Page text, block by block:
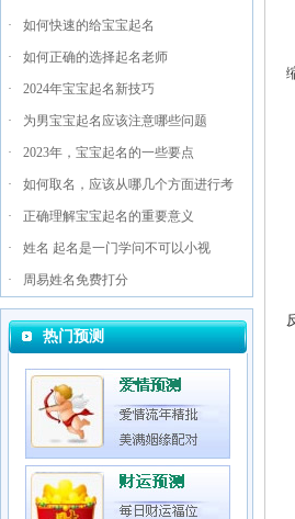
· 如何快速的给宝宝起名
· 如何正确的选择起名老师
· 2024年宝宝起名新技巧
· 为男宝宝起名应该注意哪些问题
· 2023年，宝宝起名的一些要点
· 如何取名，应该从哪几个方面进行考
· 正确理解宝宝起名的重要意义
· 姓名 起名是一门学问不可以小视
· 周易姓名免费打分
热门预测